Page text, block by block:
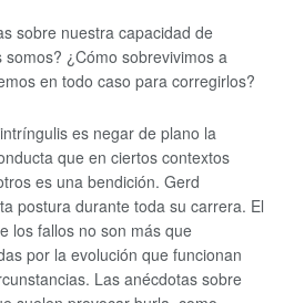
sobre nuestra capacidad de
¿Cómo sobrevivimos a
en todo caso para corregirlos?
es negar de plano la
que en ciertos contextos
es una bendición. Gerd
postura durante toda su carrera. El
los fallos no son más que
por la evolución que funcionan
Las anécdotas sobre